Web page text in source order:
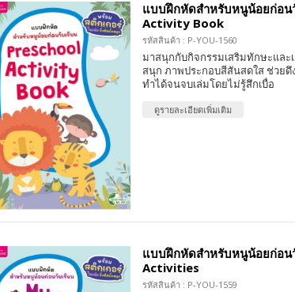
แบบฝึกหัดสำหรับหนูน้อยก่อน
Activity Book
รหัสสินค้า : P-YOU-1560
มาสนุกกับกิจกรรมเสริมทักษะแล
สนุก ภาพประกอบสีสันสดใส ช่วยดึ
ทำได้จนจบเล่มโดยไม่รู้สึกเบื่อ
ดูรายละเอียดเพิ่มเติม
แบบฝึกหัดสำหรับหนูน้อยก่อน
Activities
รหัสสินค้า : P-YOU-1559